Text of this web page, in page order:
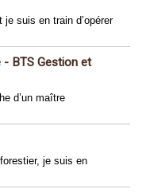
je suis en train d’opérer
- BTS Gestion et
d’un maître
je suis en